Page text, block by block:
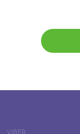
VIBER